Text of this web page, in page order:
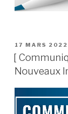
PUBLIÉ
LE
17 MARS 2022
[
Nouveaux